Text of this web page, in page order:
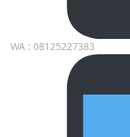
WA : 08125227383